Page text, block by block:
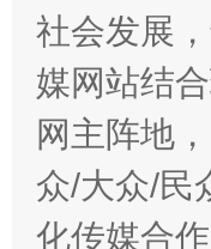
东山县通报“牛蛙
社会发展
媒网站结
网主阵地
众/大众/民
化传媒合